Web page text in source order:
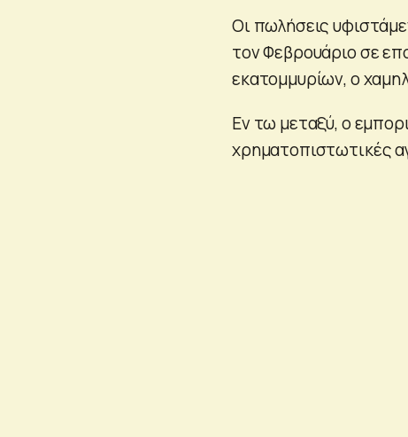
Οι πωλήσεις
τον Φεβρουάριο σε
εκατομμυρίων, ο
Εν τω μεταξύ, ο
χρηματοπιστωτικές